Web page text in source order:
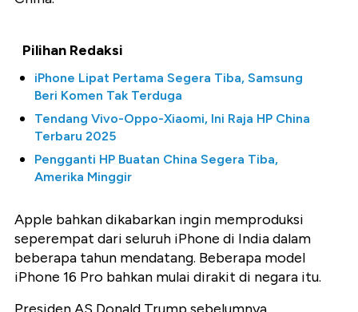
Pilihan Redaksi
iPhone Lipat Pertama Segera Tiba, Samsung
Beri Komen Tak Terduga
Tendang Vivo-Oppo-Xiaomi, Ini Raja HP China
Terbaru 2025
Pengganti HP Buatan China Segera Tiba,
Amerika Minggir
Apple bahkan dikabarkan ingin memproduksi
seperempat dari seluruh iPhone di India dalam
beberapa tahun mendatang. Beberapa model
iPhone 16 Pro bahkan mulai dirakit di negara itu.